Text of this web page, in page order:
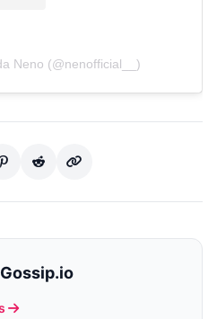
Neno (@nenofficial__)